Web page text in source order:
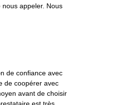
appeler. Nous
de confiance avec
de coopérer avec
avant de choisir
est très